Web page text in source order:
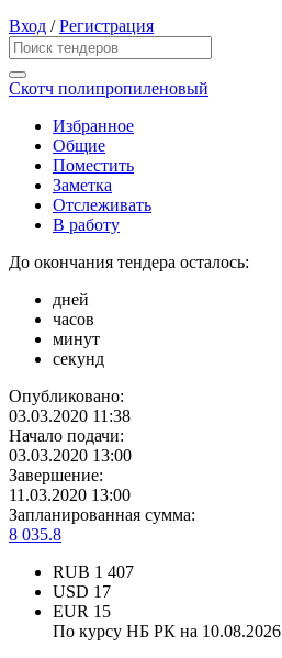
Вход /Регистрация
Скотч полипропиленовый
Избранное
Общие
Поместить
Заметка
Отслеживать
В работу
До окончания тендера осталось:
дней
часов
минут
секунд
Опубликовано:
03.03.2020 11:38
Начало подачи:
03.03.2020 13:00
Завершение:
11.03.2020 13:00
Запланированная сумма:
8 035.8
RUB 1 407
USD 17
EUR 15
По курсу НБ РК на 10.08.2026